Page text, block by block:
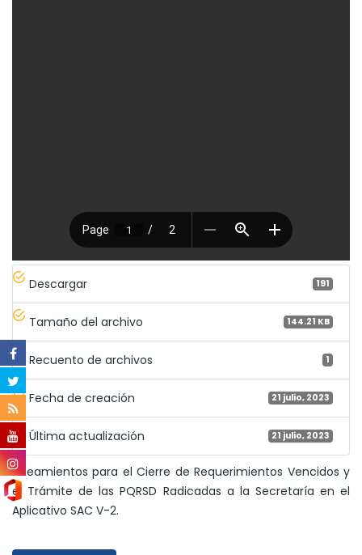
Descargar 191
Tamaño del archivo 144.21 KB
Recuento de archivos 1
Fecha de creación 21 julio, 2023
Última actualización 21 julio, 2023
Lineamientos para el Cierre de Requerimientos Vencidos y
el Trámite de las PQRSD Radicadas a la Secretaría en el
Aplicativo SAC V-2.